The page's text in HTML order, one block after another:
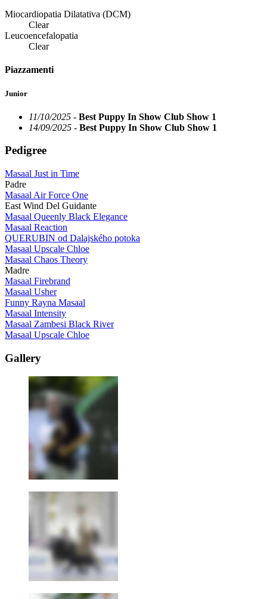
Miocardiopatia Dilatativa (DCM)
Clear
Leucoencefalopatia
Clear
Piazzamenti
Junior
11/10/2025 - Best Puppy In Show Club Show 1
14/09/2025 - Best Puppy In Show Club Show 1
Pedigree
Masaal Just in Time
Padre
Masaal Air Force One
East Wind Del Guidante
Masaal Queenly Black Elegance
Masaal Reaction
QUERUBIN od Dalajského potoka
Masaal Upscale Chloe
Masaal Chaos Theory
Madre
Masaal Firebrand
Masaal Usher
Funny Rayna Masaal
Masaal Intensity
Masaal Zambesi Black River
Masaal Upscale Chloe
Gallery